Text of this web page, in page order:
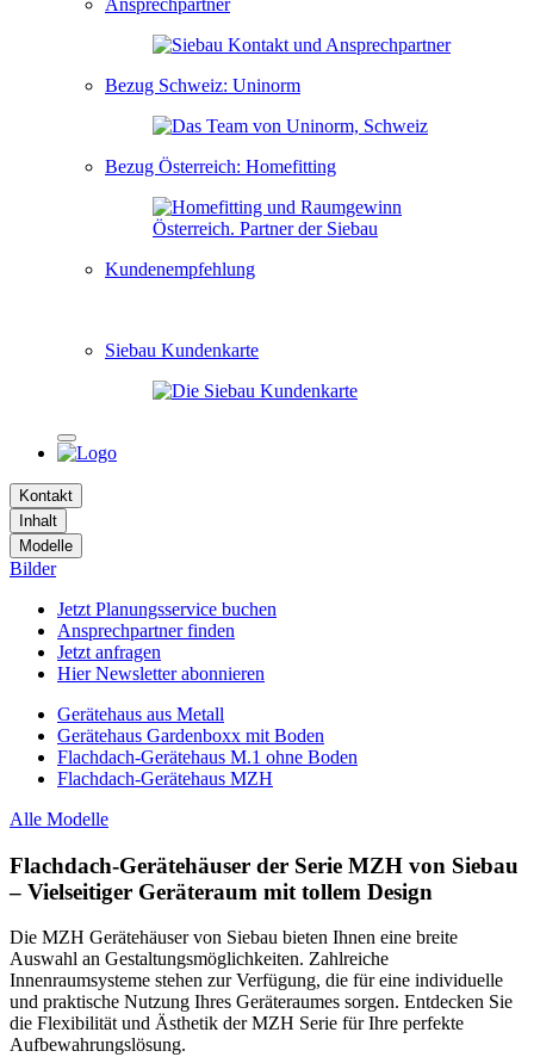
Ansprechpartner
Bezug Schweiz: Uninorm
Bezug Österreich: Homefitting
Kundenempfehlung
Siebau Kundenkarte
Kontakt
Inhalt
Modelle
Bilder
Jetzt Planungsservice buchen
Ansprechpartner finden
Jetzt anfragen
Hier Newsletter abonnieren
Gerätehaus aus Metall
Gerätehaus Gardenboxx mit Boden
Flachdach-Gerätehaus M.1 ohne Boden
Flachdach-Gerätehaus MZH
Alle Modelle
Flachdach-Gerätehäuser der Serie MZH von Siebau
– Vielseitiger Geräteraum mit tollem Design
Die MZH Gerätehäuser von Siebau bieten Ihnen eine breite
Auswahl an Gestaltungsmöglichkeiten. Zahlreiche
Innenraumsysteme stehen zur Verfügung, die für eine individuelle
und praktische Nutzung Ihres Geräteraumes sorgen. Entdecken Sie
die Flexibilität und Ästhetik der MZH Serie für Ihre perfekte
Aufbewahrungslösung.